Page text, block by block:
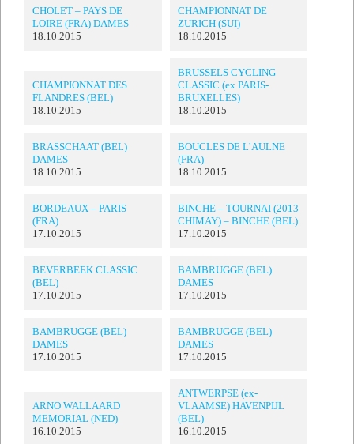
CHOLET – PAYS DE
LOIRE (FRA) DAMES
18.10.2015
CHAMPIONNAT DE
ZURICH (SUI)
18.10.2015
CHAMPIONNAT DES
FLANDRES (BEL)
18.10.2015
BRUSSELS CYCLING
CLASSIC (ex PARIS-
BRUXELLES)
18.10.2015
BRASSCHAAT (BEL)
DAMES
18.10.2015
BOUCLES DE L’AULNE
(FRA)
18.10.2015
BORDEAUX – PARIS
(FRA)
17.10.2015
BINCHE – TOURNAI (2013
CHIMAY) – BINCHE (BEL)
17.10.2015
BEVERBEEK CLASSIC
(BEL)
17.10.2015
BAMBRUGGE (BEL)
DAMES
17.10.2015
BAMBRUGGE (BEL)
DAMES
17.10.2015
BAMBRUGGE (BEL)
DAMES
17.10.2015
ARNO WALLAARD
MEMORIAL (NED)
16.10.2015
ANTWERPSE (ex-
VLAAMSE) HAVENPIJL
(BEL)
16.10.2015